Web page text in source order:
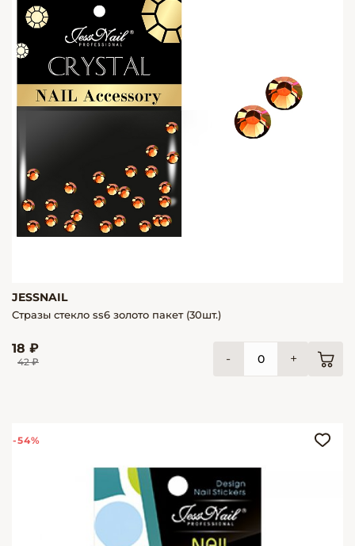
JESSNAIL
Стразы стекло ss6 золото пакет (30шт.)
18 ₽
42 ₽ - +
-54%